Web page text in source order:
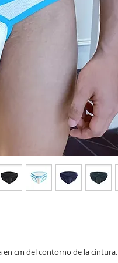
en cm del contorno de la cintura.